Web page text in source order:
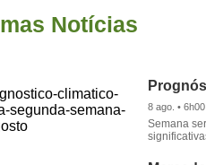
Notícias
8 ago. • 6h00
Semana